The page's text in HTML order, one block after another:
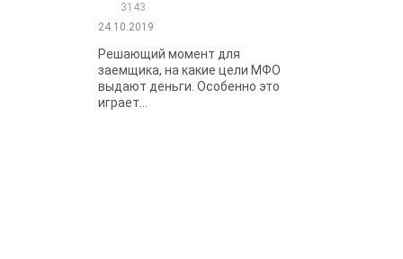
3143
24.10.2019
Решающий момент для
заемщика, на какие цели МФО
выдают деньги. Особенно это
играет...